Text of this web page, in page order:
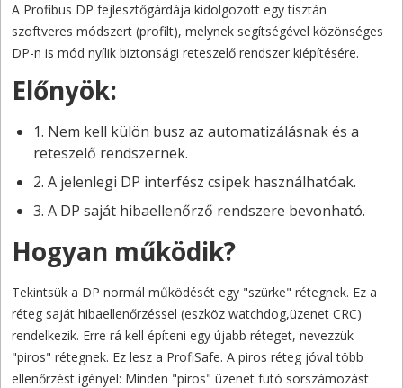
A Profibus DP fejlesztőgárdája kidolgozott egy tisztán
szoftveres módszert (profilt), melynek segítségével közönséges
DP-n is mód nyílik biztonsági reteszelő rendszer kiépítésére.
Előnyök:
1. Nem kell külön busz az automatizálásnak és a
reteszelő rendszernek.
2. A jelenlegi DP interfész csipek használhatóak.
3. A DP saját hibaellenőrző rendszere bevonható.
Hogyan működik?
Tekintsük a DP normál működését egy "szürke" rétegnek. Ez a
réteg saját hibaellenőrzéssel (eszköz watchdog,üzenet CRC)
rendelkezik. Erre rá kell építeni egy újabb réteget, nevezzük
"piros" rétegnek. Ez lesz a ProfiSafe. A piros réteg jóval több
ellenőrzést igényel: Minden "piros" üzenet futó sorszámozást